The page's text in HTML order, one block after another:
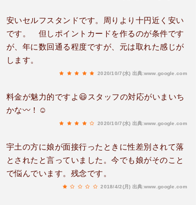
安いセルフスタンドです。周りより十円近く安い
です。 但しポイントカードを作るのが条件です
が、年に数回通る程度ですが、元は取れた感じが
します。
2020/10/7(水) 出典:www.google.com
料金が魅力的ですよ😃スタッフの対応がいまいち
かな〰️！☺️
2020/10/7(水) 出典:www.google.com
宇土の方に娘が面接行ったときに性差別されて落
とされたと言っていました。今でも娘がそのこと
で悩んでいます。残念です。
2018/4/2(月) 出典:www.google.com